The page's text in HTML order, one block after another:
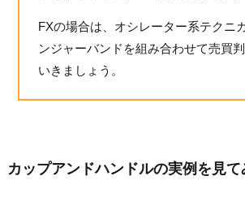
FXの場合は、オシレーター系テクニ
ンジャーバンドを組み合わせて売買
いきましょう。
カップアンドハンドルの実例を見て